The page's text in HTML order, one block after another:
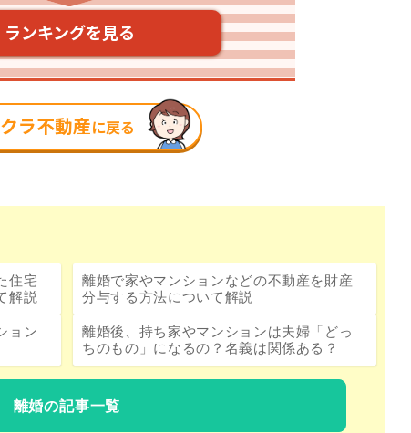
住宅
解説
離婚で家やマンションなどの不動産を財産
分与する方法について解説
ョン
離婚後、持ち家やマンションは夫婦「どっ
ちのもの」になるの？名義は関係ある？
離婚の記事一覧